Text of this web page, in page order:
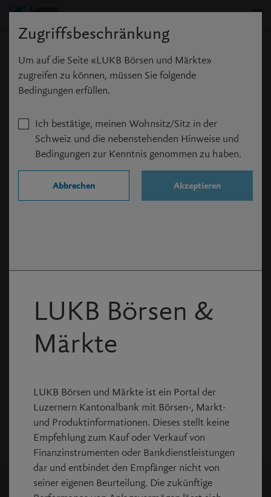
Anmeldung
Benutzername*
Passwort*
Anmelden
Registrieren Sie sich kostenlos und erstellen
Sie virtuelle Portfolios und Kurslisten.
LUKB Börsen &
Märkte
LUKB Börsen und Märkte ist ein Portal der
Luzernern Kantonalbank mit Börsen-, Markt-
und Produktinformationen. Dieses stellt keine
Empfehlung zum Kauf oder Verkauf von
Finanzinstrumenten oder Bankdienstleistungen
dar und entbindet den Empfänger nicht von
seiner eigenen Beurteilung. Die zukünftige
Zugriffsbeschränkung
Um auf die Seite «LUKB Börsen und Märkte»
zugreifen zu können, müssen Sie folgende
Bedingungen erfüllen.
Ich bestätige, meinen Wohnsitz/Sitz in der
Schweiz und die nebenstehenden Hinweise und
Bedingungen zur Kenntnis genommen zu haben.
Abbrechen Akzeptieren